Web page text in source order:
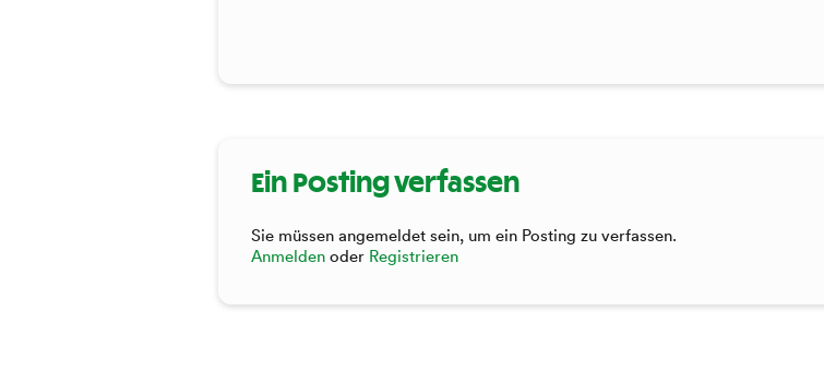
Ein Posting verfassen
Sie müssen angemeldet sein, um ein Posting zu verfassen.
Anmelden oder Registrieren